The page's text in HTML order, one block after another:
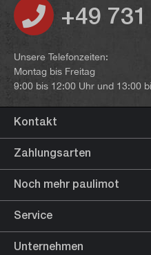
+49
Unsere Telefonzeiten:
Montag bis Freitag
9:00 bis 12:00 Uhr und 13:00
Kontakt
Zahlungsarten
Noch mehr paulimot
Service
Unternehmen